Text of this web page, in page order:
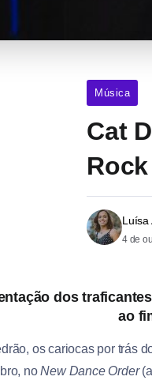
Música
Cat
Luísa
4 de
dos
ao
os cariocas por trás
noNew Dance Order